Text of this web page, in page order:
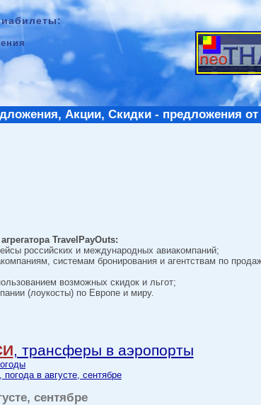
Акции, Скидки - предложения
TravelPayOuts:
российских и международных авиакомпаний;
системам бронирования и агентствам по
возможных скидок и льгот;
(лоукосты) по Европе и миру.
, трансферы в аэропорты
в августе, сентябре
сентябре